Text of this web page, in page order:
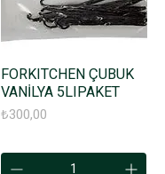
FORKITCHEN ÇUBUK
VANİLYA 5LIPAKET
Fiyat
₺300,00